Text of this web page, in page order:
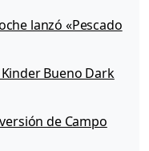
lanzó «Pescado
Bueno Dark
de Campo